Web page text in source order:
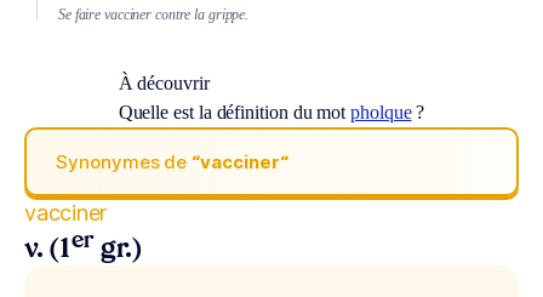
Se faire vacciner contre la grippe.
À découvrir
Quelle est la définition du motpholque?
Synonymes de “vacciner“
vacciner
v. (1er gr.)